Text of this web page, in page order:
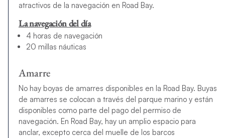
atractivos de la navegación en Road Bay.
La navegación del día
4 horas de navegación
20 millas náuticas
Amarre
No hay boyas de amarres disponibles en la Road Bay. Buyas
de amarres se colocan a través del parque marino y están
disponibles como parte del pago del permiso de
navegación. En Road Bay, hay un amplio espacio para
anclar, excepto cerca del muelle de los barcos